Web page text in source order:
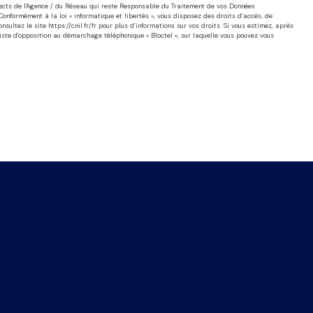
l'Agence / du Réseau qui reste Responsable du Traitement de vos Données
à la loi « informatique et libertés », vous disposez des droits d’accès, de
le site https://cnil.fr/fr pour plus d’informations sur vos droits. Si vous estimez, après
d'opposition au démarchage téléphonique « Bloctel », sur laquelle vous pouvez vous